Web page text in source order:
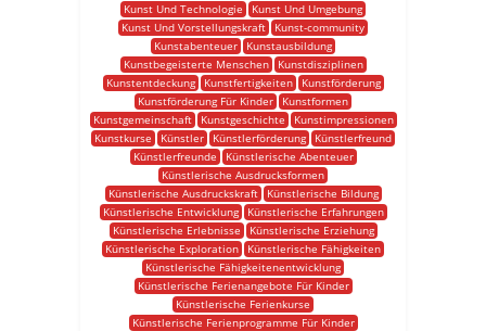
Kunst Und Technologie
Kunst Und Umgebung
Kunst Und Vorstellungskraft
Kunst-community
Kunstabenteuer
Kunstausbildung
Kunstbegeisterte Menschen
Kunstdisziplinen
Kunstentdeckung
Kunstfertigkeiten
Kunstförderung
Kunstförderung Für Kinder
Kunstformen
Kunstgemeinschaft
Kunstgeschichte
Kunstimpressionen
Kunstkurse
Künstler Künstlerförderung
Künstlerfreund
Künstlerfreunde
Künstlerische Abenteuer
Künstlerische Ausdrucksformen
Künstlerische Ausdruckskraft
Künstlerische Bildung
Künstlerische Entwicklung
Künstlerische Erfahrungen
Künstlerische Erlebnisse
Künstlerische Erziehung
Künstlerische Exploration
Künstlerische Fähigkeiten
Künstlerische Fähigkeitenentwicklung
Künstlerische Ferienangebote Für Kinder
Künstlerische Ferienkurse
Künstlerische Ferienprogramme Für Kinder